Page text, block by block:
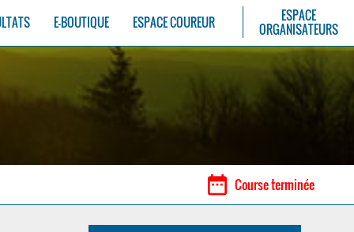
E-BOUTIQUE ESPACE COUREUR
ESPACE
ORGANISATEURS
date_range Course terminée